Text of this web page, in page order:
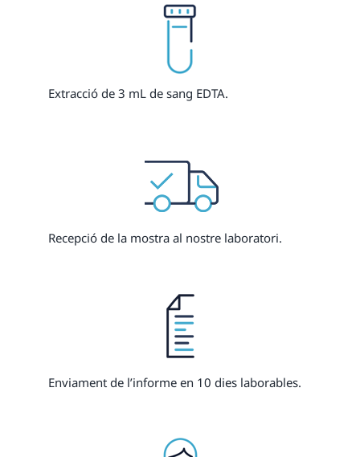
Extracció de 3 mL de sang EDTA.
Recepció de la mostra al nostre laboratori.
Enviament de l’informe en 10 dies laborables.